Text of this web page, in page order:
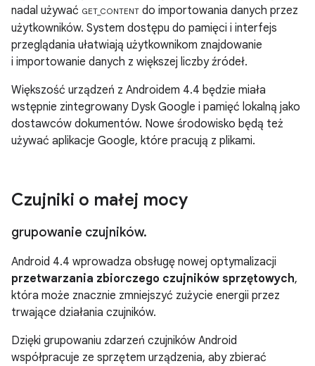
nadal używać GET_CONTENT do importowania danych przez
użytkowników. System dostępu do pamięci i interfejs
przeglądania ułatwiają użytkownikom znajdowanie
i importowanie danych z większej liczby źródeł.
Większość urządzeń z Androidem 4.4 będzie miała
wstępnie zintegrowany Dysk Google i pamięć lokalną jako
dostawców dokumentów. Nowe środowisko będą też
używać aplikacje Google, które pracują z plikami.
Czujniki o małej mocy
grupowanie czujników.
Android 4.4 wprowadza obsługę nowej optymalizacji
przetwarzania zbiorczego czujników sprzętowych,
która może znacznie zmniejszyć zużycie energii przez
trwające działania czujników.
Dzięki grupowaniu zdarzeń czujników Android
współpracuje ze sprzętem urządzenia, aby zbierać